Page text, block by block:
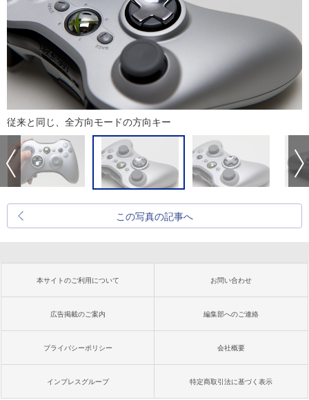
従来と同じ、全方向モードの方向キー
この写真の記事へ
本サイトのご利用について お問い合わせ
広告掲載のご案内 編集部へのご連絡
プライバシーポリシー 会社概要
インプレスグループ 特定商取引法に基づく表示